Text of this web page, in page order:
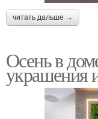
читать дальше →
Осень в
украшения